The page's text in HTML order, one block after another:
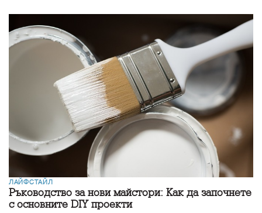
ЛАЙФСТАЙЛ
Ръководство за нови майстори: Как да започнете
с основните DIY проекти